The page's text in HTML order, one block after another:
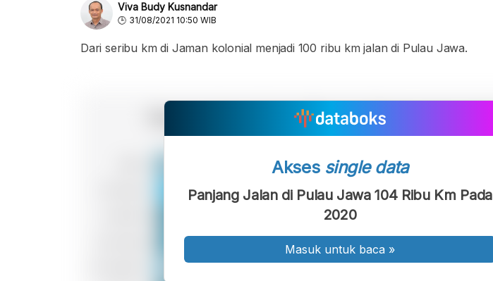
Viva Budy Kusnandar
31/08/2021 10:50 WIB
Dari seribu km di Jaman kolonial menjadi 100 ribu km jalan di Pulau Jawa.
Akses single data
Panjang Jalan di Pulau Jawa 104 Ribu Km Pada
2020
Masuk untuk baca »